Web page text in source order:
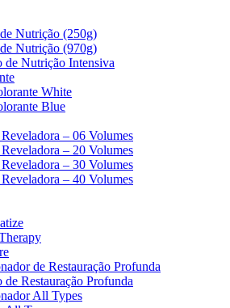
Nutrição (250g)
Nutrição (970g)
de Nutrição Intensiva
White
Blue
– 06 Volumes
– 20 Volumes
– 30 Volumes
– 40 Volumes
de Restauração Profunda
de Restauração Profunda
All Types